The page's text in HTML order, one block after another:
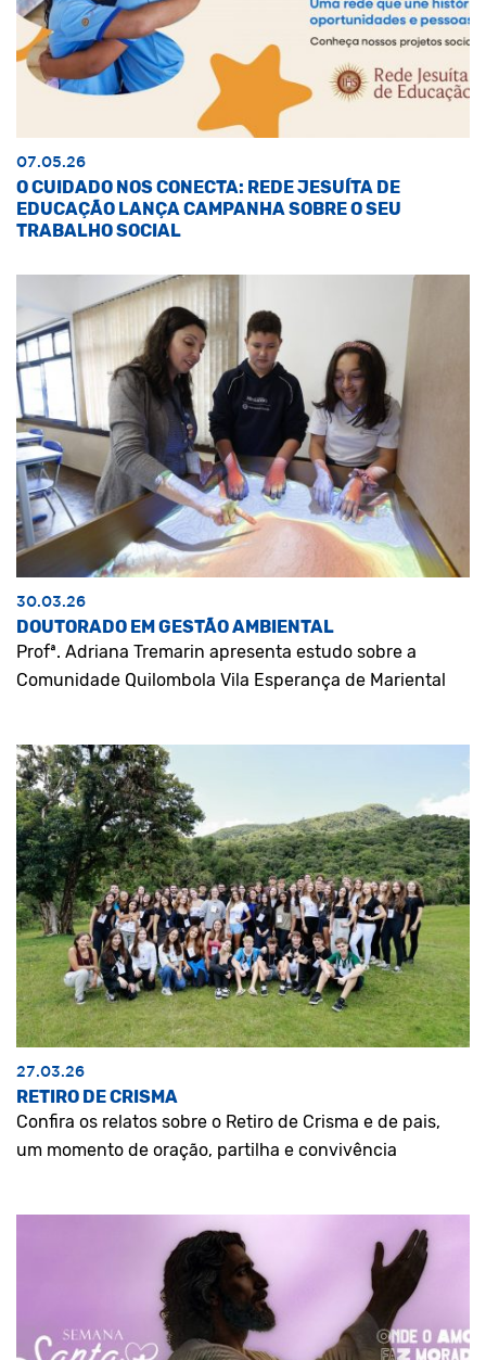
07.05.26
O CUIDADO NOS CONECTA: REDE JESUÍTA DE
EDUCAÇÃO LANÇA CAMPANHA SOBRE O SEU
TRABALHO SOCIAL
30.03.26
DOUTORADO EM GESTÃO AMBIENTAL
Profª. Adriana Tremarin apresenta estudo sobre a
Comunidade Quilombola Vila Esperança de Mariental
27.03.26
RETIRO DE CRISMA
Confira os relatos sobre o Retiro de Crisma e de pais,
um momento de oração, partilha e convivência